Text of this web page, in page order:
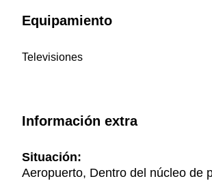
Equipamiento
Televisiones
Información extra
Situación:
Aeropuerto, Dentro del núcleo de